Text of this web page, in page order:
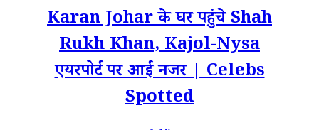
Karan Johar के घर पहुंचे Shah
Rukh Khan, Kajol-Nysa
एयरपोर्ट पर आईं नजर | Celebs
Spotted